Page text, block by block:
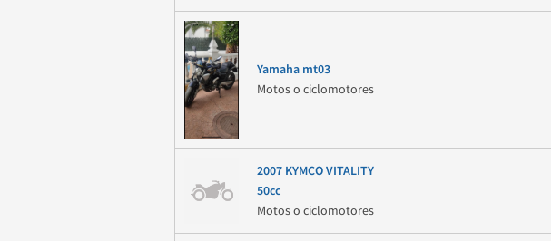
Yamaha mt03
Motos o ciclomotores
2007 KYMCO VITALITY
50cc
Motos o ciclomotores